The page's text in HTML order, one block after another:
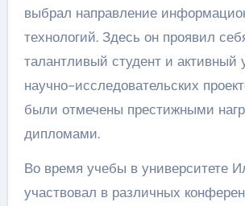
выбрал направление
технологий. Здесь он проявил
талантливый студент и активный
научно-исследовательских
были отмечены престижными
дипломами.
Во время учебы в университете
участвовал в различных